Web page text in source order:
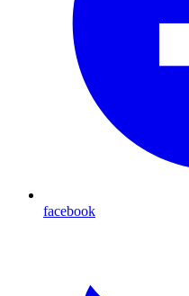
facebook